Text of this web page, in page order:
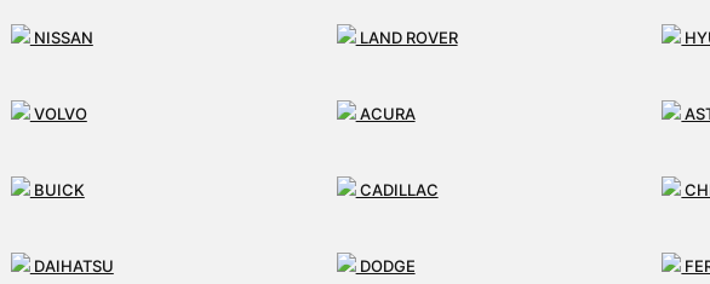
NISSAN LAND ROVER
VOLVO ACURA
BUICK CADILLAC
DAIHATSU DODGE